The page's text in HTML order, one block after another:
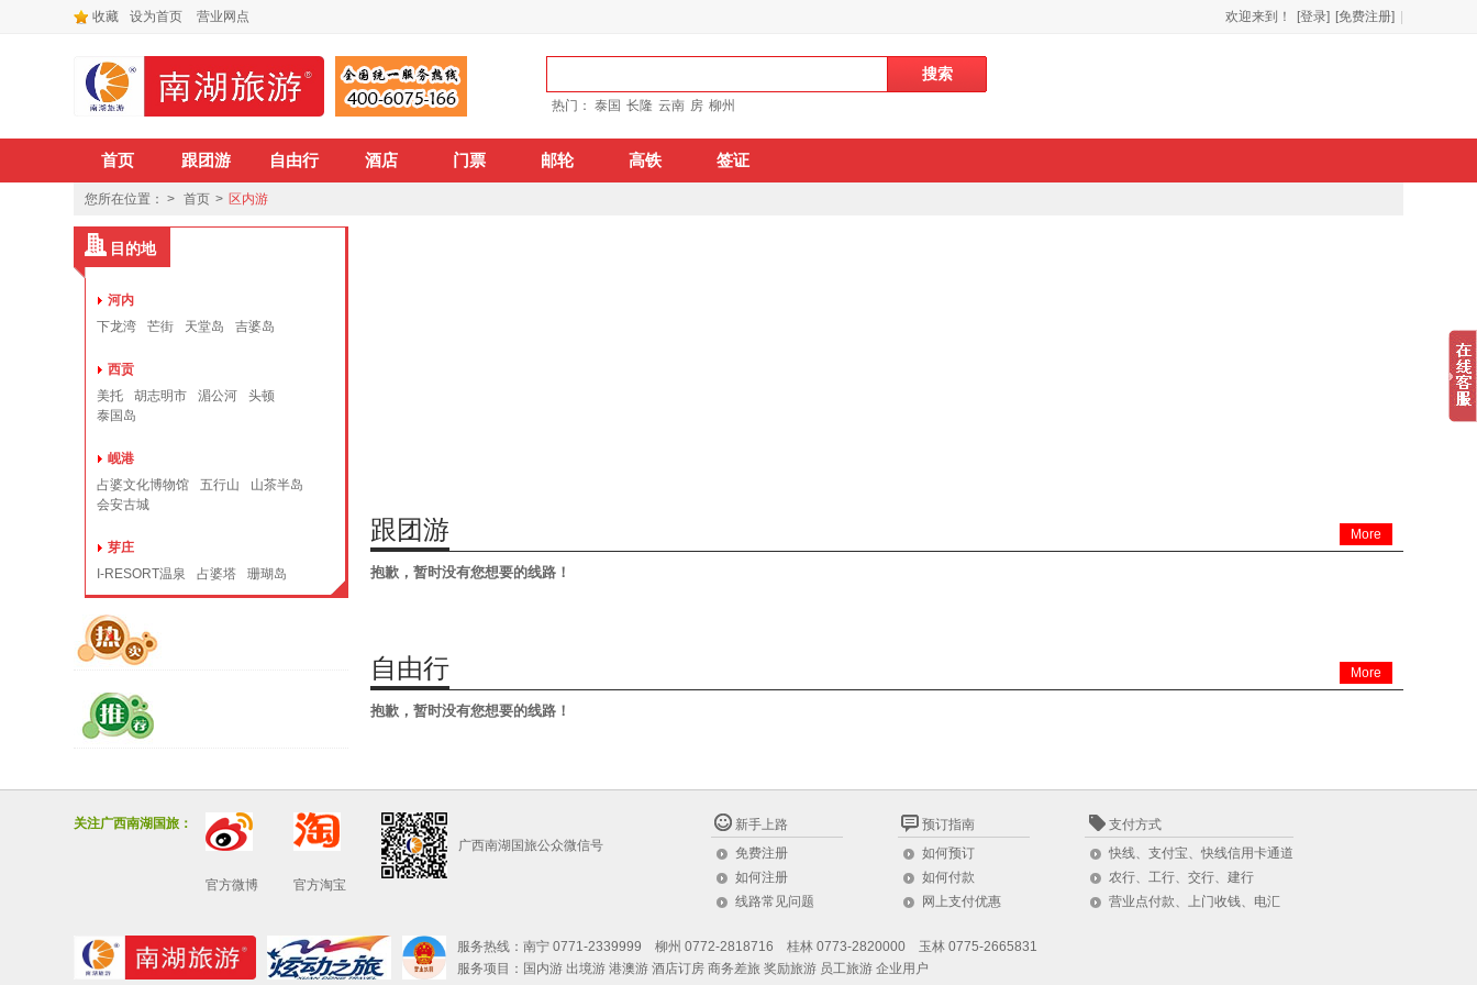
收藏 设为首页 营业网点 欢迎来到！ [登录] [免费注册]
热门： 泰国 长隆 云南 房 柳州
首页 跟团游 自由行 酒店 门票 邮轮 高铁 签证
您所在位置： > 首页 > 区内游
目的地
河内
下龙湾
芒街 天堂岛 吉婆岛
西贡
美托
胡志明市 湄公河
头顿
泰国岛
岘港
占婆文化博物馆
五行山
山茶半岛
会安古城
芽庄
I-RESORT温泉
占婆塔 珊瑚岛
跟团游 More
抱歉，暂时没有您想要的线路！
自由行 More
抱歉，暂时没有您想要的线路！
关注广西南湖国旅：
官方微博 官方淘宝
广西南湖国旅公众微信号
新手上路
免费注册
如何注册
线路常见问题
预订指南
如何预订
如何付款
网上支付优惠
支付方式
快线、支付宝、快线信用卡通道
农行、工行、交行、建行
营业点付款、上门收钱、电汇
服务热线：南宁 0771-2339999 柳州 0772-2818716 桂林 0773-2820000 玉林 0775-2665831
服务项目：国内游 出境游 港澳游 酒店订房 商务差旅 奖励旅游 员工旅游 企业用户